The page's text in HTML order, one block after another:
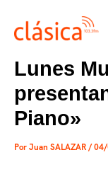
Lunes
Piano»
PorJuan SALAZAR/